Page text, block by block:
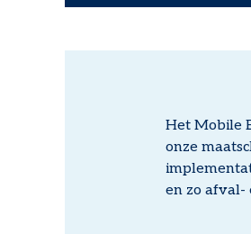
Het Mobile
onze
en zo afval-